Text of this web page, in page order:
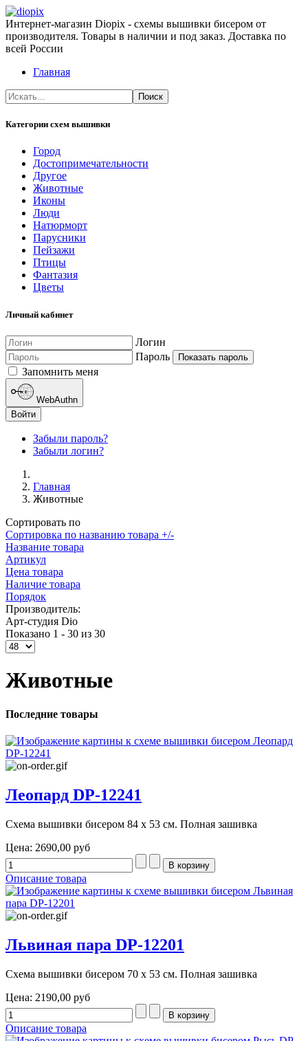
Интернет-магазин Diopix - схемы вышивки бисером от
производителя. Товары в наличии и под заказ. Доставка по
всей России
Главная
Категории схем вышивки
Город
Достопримечательности
Другое
Животные
Иконы
Люди
Натюрморт
Парусники
Пейзажи
Птицы
Фантазия
Цветы
Личный кабинет
Логин
Пароль
Показать пароль
Запомнить меня
WebAuthn
Войти
Забыли пароль?
Забыли логин?
Главная
Животные
Сортировать по
Сортировка по названию товара +/-
Название товара
Артикул
Цена товара
Наличие товара
Порядок
Производитель:
Арт-студия Dio
Показано 1 - 30 из 30
Животные
Последние товары
Леопард DP-12241
Схема вышивки бисером 84 х 53 см. Полная зашивка
Цена: 2690,00 руб
Описание товара
Львиная пара DP-12201
Схема вышивки бисером 70 х 53 см. Полная зашивка
Цена: 2190,00 руб
Описание товара